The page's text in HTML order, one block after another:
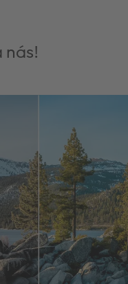
nás!